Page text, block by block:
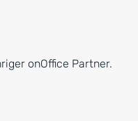
onOffice Partner.